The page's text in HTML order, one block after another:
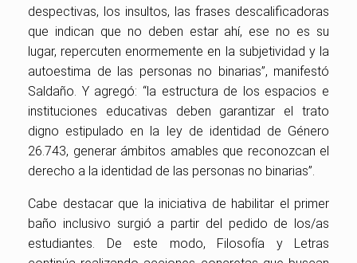
despectivas, los insultos, las frases descalificadoras
que indican que no deben estar ahí, ese no es su
lugar, repercuten enormemente en la subjetividad y la
autoestima de las personas no binarias”, manifestó
Saldaño. Y agregó: “la estructura de los espacios e
instituciones educativas deben garantizar el trato
digno estipulado en la ley de identidad de Género
26.743, generar ámbitos amables que reconozcan el
derecho a la identidad de las personas no binarias”.
Cabe destacar que la iniciativa de habilitar el primer
baño inclusivo surgió a partir del pedido de los/as
estudiantes. De este modo, Filosofía y Letras